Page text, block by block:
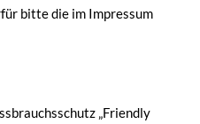
bitte die im Impressum
„Friendly